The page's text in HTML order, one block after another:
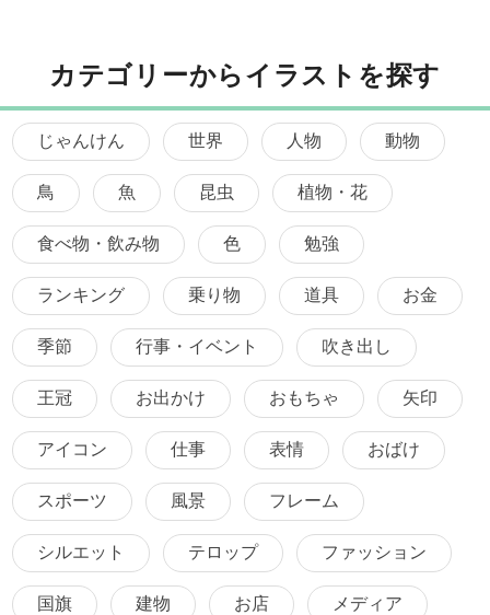
カテゴリーからイラストを探す
じゃんけん 世界 人物 動物
鳥 魚 昆虫 植物・花
食べ物・飲み物 色 勉強
ランキング 乗り物 道具 お金
季節 行事・イベント 吹き出し
王冠 お出かけ おもちゃ 矢印
アイコン 仕事 表情 おばけ
スポーツ 風景 フレーム
シルエット テロップ ファッション
国旗 建物 お店 メディア